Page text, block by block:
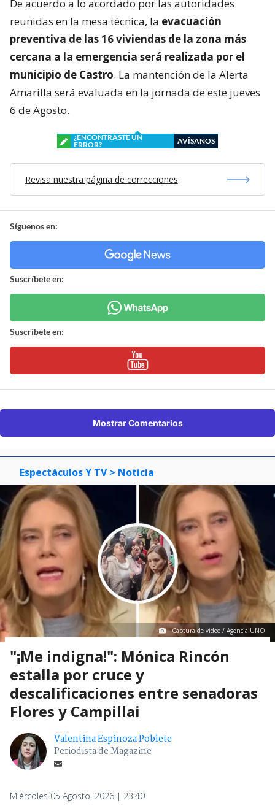
De acuerdo a lo acordado por las autoridades
reunidas en la mesa técnica, la evacuación
preventiva de las 16 viviendas de la zona más
cercana a la emergencia será realizada por el
municipio de Castro. La mantención de la Alerta
Amarilla será evaluada en la jornada de este jueves
6 de Agosto.
¿ENCONTRASTE UN
ERROR?
AVÍSANOS
Revisa nuestra página de correcciones
Síguenos en:
Suscríbete en:
Suscríbete en:
Mostrar Comentarios
Espectáculos Y TV > Noticia
Captura de video / Agencia UNO
"¡Me indigna!": Mónica Rincón
estalla por cruce y
descalificaciones entre senadoras
Flores y Campillai
Valentina Espinoza Poblete
Periodista de Magazine
Miércoles 05 Agosto, 2026 | 23:40